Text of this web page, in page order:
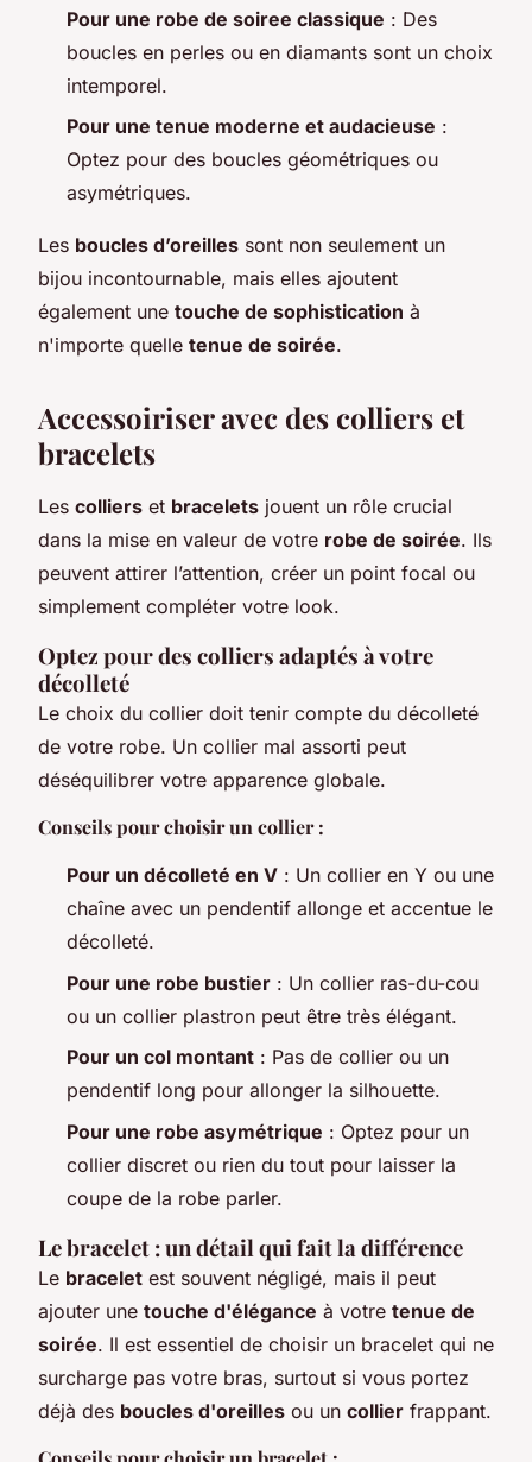
Pour une robe de soiree classique : Des
boucles en perles ou en diamants sont un choix
intemporel.
Pour une tenue moderne et audacieuse :
Optez pour des boucles géométriques ou
asymétriques.
Les boucles d’oreilles sont non seulement un
bijou incontournable, mais elles ajoutent
également une touche de sophistication à
n'importe quelle tenue de soirée.
Accessoiriser avec des colliers et
bracelets
Les colliers et bracelets jouent un rôle crucial
dans la mise en valeur de votre robe de soirée. Ils
peuvent attirer l’attention, créer un point focal ou
simplement compléter votre look.
Optez pour des colliers adaptés à votre
décolleté
Le choix du collier doit tenir compte du décolleté
de votre robe. Un collier mal assorti peut
déséquilibrer votre apparence globale.
Conseils pour choisir un collier :
Pour un décolleté en V : Un collier en Y ou une
chaîne avec un pendentif allonge et accentue le
décolleté.
Pour une robe bustier : Un collier ras-du-cou
ou un collier plastron peut être très élégant.
Pour un col montant : Pas de collier ou un
pendentif long pour allonger la silhouette.
Pour une robe asymétrique : Optez pour un
collier discret ou rien du tout pour laisser la
coupe de la robe parler.
Le bracelet : un détail qui fait la différence
Le bracelet est souvent négligé, mais il peut
ajouter une touche d'élégance à votre tenue de
soirée. Il est essentiel de choisir un bracelet qui ne
surcharge pas votre bras, surtout si vous portez
déjà des boucles d'oreilles ou un collier frappant.